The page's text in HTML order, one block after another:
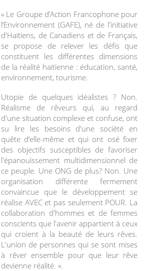
« Le Groupe d’Action Francophone pour
l’Environnement (GAFE), né de l'initiative
d'Haïtiens, de Canadiens et de Français,
se propose de relever les défis que
constituent les différentes dimensions
de la réalité haïtienne : éducation, santé,
environnement, tourisme.
Utopie de quelques idéalistes ? Non.
Réalisme de rêveurs qui, au regard
d'une situation complexe et confuse, ont
su lire les besoins d'une société en
quête d’elle-même et qui ont osé fixer
des objectifs susceptibles de favoriser
l'épanouissement multidimensionnel de
ce peuple. Une ONG de plus? Non. Une
organisation différente fermement
convaincue que le développement se
réalise AVEC et pas seulement POUR. La
collaboration d'hommes et de femmes
conscients que l'avenir appartient à ceux
qui croient à la beauté de leurs rêves.
L'union de personnes qui se sont mises
à rêver ensemble pour que leur rêve
devienne réalité. ».